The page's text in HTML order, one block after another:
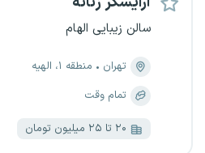
سالن زیبایی الهام
تهران
منطقه ۱، الهیه
تمام وقت
۲۰ تا ۲۵ میلیون تومان